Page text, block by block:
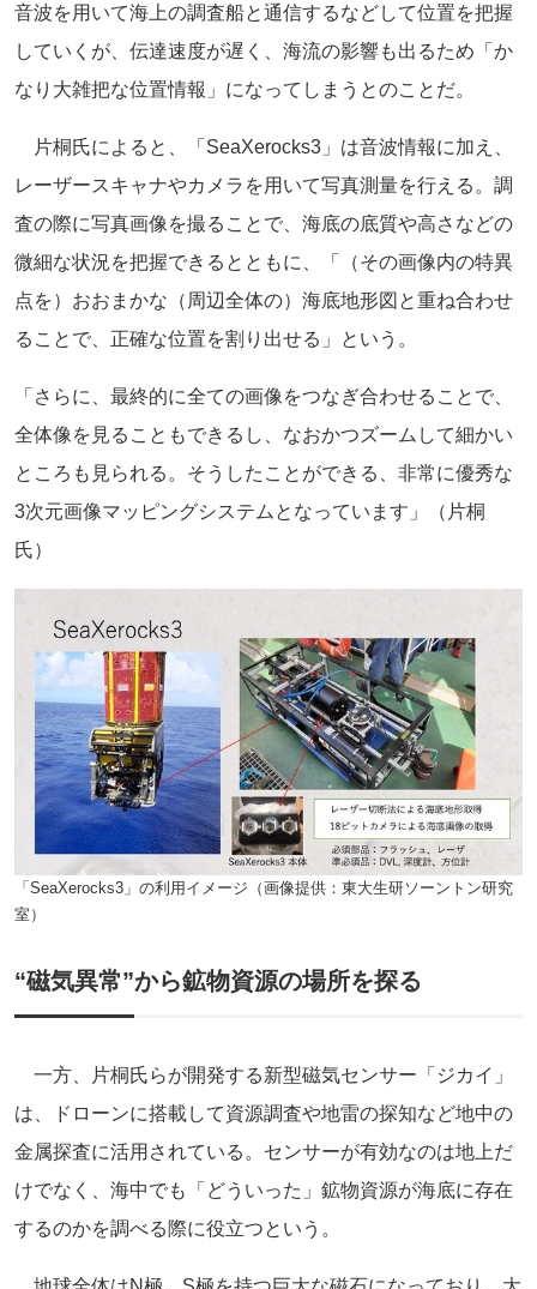
音波を用いて海上の調査船と通信するなどして位置を把握
していくが、伝達速度が遅く、海流の影響も出るため「か
なり大雑把な位置情報」になってしまうとのことだ。
片桐氏によると、「SeaXerocks3」は音波情報に加え、
レーザースキャナやカメラを用いて写真測量を行える。調
査の際に写真画像を撮ることで、海底の底質や高さなどの
微細な状況を把握できるとともに、「（その画像内の特異
点を）おおまかな（周辺全体の）海底地形図と重ね合わせ
ることで、正確な位置を割り出せる」という。
「さらに、最終的に全ての画像をつなぎ合わせることで、
全体像を見ることもできるし、なおかつズームして細かい
ところも見られる。そうしたことができる、非常に優秀な
3次元画像マッピングシステムとなっています」（片桐
氏）
「SeaXerocks3」の利用イメージ（画像提供：東大生研ソーントン研究
室）
“磁気異常”から鉱物資源の場所を探る
一方、片桐氏らが開発する新型磁気センサー「ジカイ」
は、ドローンに搭載して資源調査や地雷の探知など地中の
金属探査に活用されている。センサーが有効なのは地上だ
けでなく、海中でも「どういった」鉱物資源が海底に存在
するのかを調べる際に役立つという。